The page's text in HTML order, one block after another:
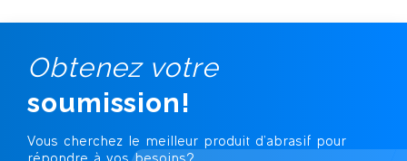
Obtenez votre
soumission!
Vous cherchez le meilleur produit d’abrasif pour